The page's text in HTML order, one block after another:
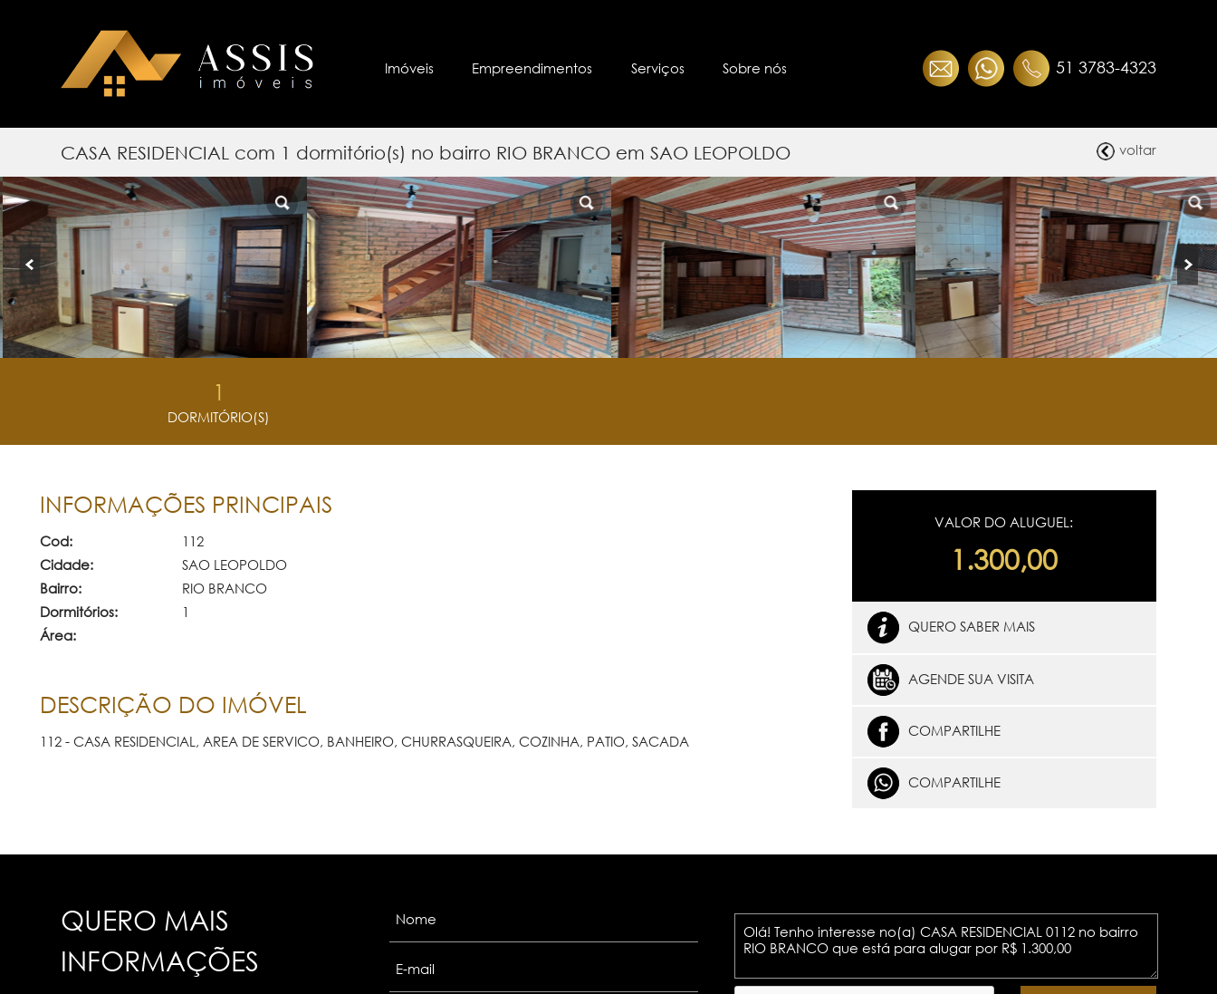
51 3783-4323
Imóveis Empreendimentos Serviços Sobre nós
CASA RESIDENCIAL com 1 dormitório(s) no bairro RIO BRANCO em SAO LEOPOLDO voltar
1
DORMITÓRIO(S)
INFORMAÇÕES PRINCIPAIS
Cod:
112
Cidade:
SAO LEOPOLDO
Bairro:
RIO BRANCO
Dormitórios:
1
Área:
DESCRIÇÃO DO IMÓVEL
112 - CASA RESIDENCIAL, AREA DE SERVICO, BANHEIRO, CHURRASQUEIRA, COZINHA, PATIO, SACADA
VALOR DO ALUGUEL:
1.300,00
QUERO SABER MAIS
AGENDE SUA VISITA
COMPARTILHE
COMPARTILHE
QUERO MAIS
INFORMAÇÕES